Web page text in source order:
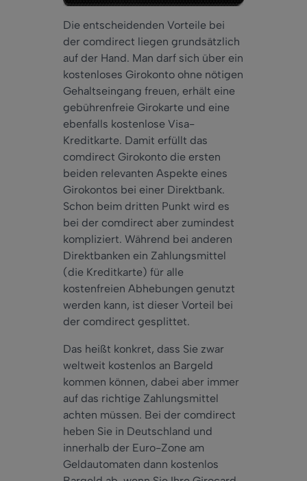
Die entscheidenden Vorteile bei
der comdirect liegen grundsätzlich
auf der Hand. Man darf sich über ein
kostenloses Girokonto ohne nötigen
Gehaltseingang freuen, erhält eine
gebührenfreie Girokarte und eine
ebenfalls kostenlose Visa-
Kreditkarte. Damit erfüllt das
comdirect Girokonto die ersten
beiden relevanten Aspekte eines
Girokontos bei einer Direktbank.
Schon beim dritten Punkt wird es
bei der comdirect aber zumindest
kompliziert. Während bei anderen
Direktbanken ein Zahlungsmittel
(die Kreditkarte) für alle
kostenfreien Abhebungen genutzt
werden kann, ist dieser Vorteil bei
der comdirect gesplittet.
Das heißt konkret, dass Sie zwar
weltweit kostenlos an Bargeld
kommen können, dabei aber immer
auf das richtige Zahlungsmittel
achten müssen. Bei der comdirect
heben Sie in Deutschland und
innerhalb der Euro-Zone am
Geldautomaten dann kostenlos